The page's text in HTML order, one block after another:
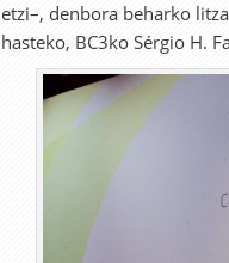
etzi–, denbora beharko
hasteko, BC3ko Sérgio H.